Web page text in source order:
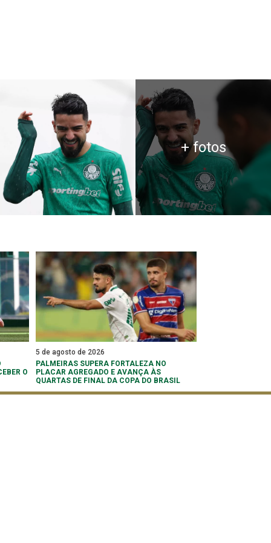
+ fotos
O
5 de agosto de 2026
PALMEIRAS SUPERA FORTALEZA NO
PLACAR AGREGADO E AVANÇA ÀS
QUARTAS DE FINAL DA COPA DO BRASIL